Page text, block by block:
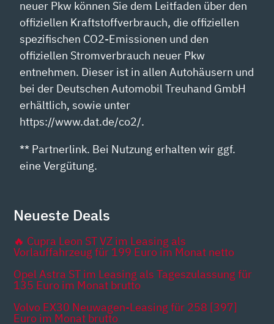
neuer Pkw können Sie dem Leitfaden über den
offiziellen Kraftstoffverbrauch, die offiziellen
spezifischen CO2-Emissionen und den
offiziellen Stromverbrauch neuer Pkw
entnehmen. Dieser ist in allen Autohäusern und
bei der Deutschen Automobil Treuhand GmbH
erhältlich, sowie unter
https://www.dat.de/co2/.
** Partnerlink. Bei Nutzung erhalten wir ggf.
eine Vergütung.
Neueste Deals
🔥 Cupra Leon ST VZ im Leasing als
Vorlauffahrzeug für 199 Euro im Monat netto
Opel Astra ST im Leasing als Tageszulassung für
135 Euro im Monat brutto
Volvo EX30 Neuwagen-Leasing für 258 [397]
Euro im Monat brutto